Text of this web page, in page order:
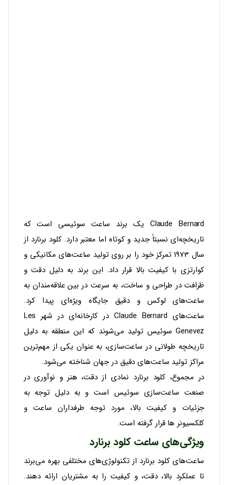
Claude Bernard یک برند ساعت سوئیسی است که
تاریخچه‌ای نسبتاً جدید و کوتاه اما معتبر دارد. کلود برنارد از
سال 1973 تمرکز خود را بر روی تولید ساعت‌های مکانیکی و
کوارتزی با کیفیت بالا قرار داد. این برند به دلیل دقت و
ظرافت در طراحی و ساخت، به سرعت در بین علاقه‌مندان به
ساعت‌های لوکس و دقیق جایگاه ویژه‌ای پیدا کرد.
ساعت‌های Claude Bernard در کارخانه‌ای در شهر Les
Genevez سوئیس تولید می‌شوند که این منطقه به دلیل
تاریخچه طولانی در ساعت‌سازی، به عنوان یکی از مهم‌ترین
مراکز تولید ساعت‌های دقیق در جهان شناخته می‌شود.
در مجموع، کلود برنارد نمادی از دقت، هنر و نوآوری در
صنعت ساعت‌سازی سوئیس است و به دلیل توجه به
جزئیات و کیفیت بالا، مورد توجه طرفداران ساعت و
کلکسیونر ها قرار گرفته است.
ویژگی‌های ساعت کلود برنارد
ساعت‌های کلود برنارد از تکنولوژی‌های مختلفی بهره می‌برند
تا عملکرد بالا، دقت، و کیفیت را به مشتریان ارائه دهند.